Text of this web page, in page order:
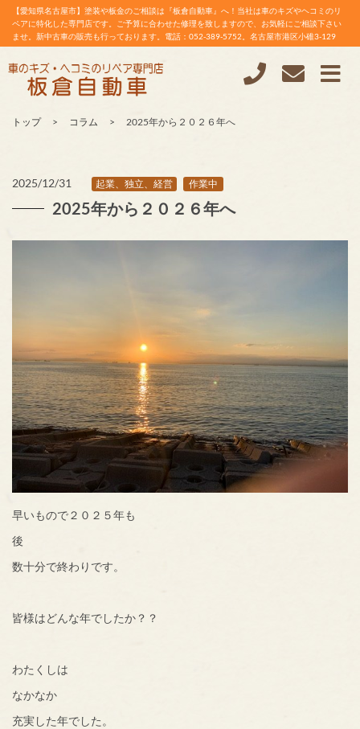
【愛知県名古屋市】塗装や板金のご相談は『板倉自動車』へ！当社は車のキズやヘコミのリ
ペアに特化した専門店です。ご予算に合わせた修理を致しますので、お気軽にご相談下さい
ませ。新中古車の販売も行っております。電話：052-389-5752。名古屋市港区小碓3-129
トップ コラム 2025年から２０２６年へ
2025/12/31 起業、独立、経営 作業中
2025年から２０２６年へ
早いもので２０２５年も
後
数十分で終わりです。
皆様はどんな年でしたか？？
わたくしは
なかなか
充実した年でした。